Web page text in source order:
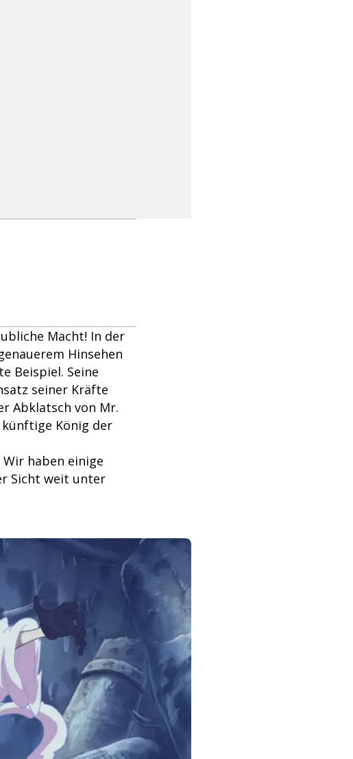
Macht! In der
Hinsehen
Beispiel. Seine
seiner Kräfte
Abklatsch von Mr.
König der
haben einige
Sicht weit unter